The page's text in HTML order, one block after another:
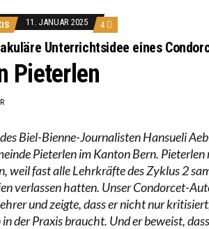
ICH WILL
11. JANUAR 2025 4
Unterrichtsidee eines
Pieterlen
Biel-Bienne-Journalisten Hansueli
Pieterlen im Kanton Bern.
weil fast alle Lehrkräfte des Zyklus 2
verlassen hatten. Unser Condorcet-
und zeigte, dass er nicht nur
der Praxis braucht. Und er beweist,